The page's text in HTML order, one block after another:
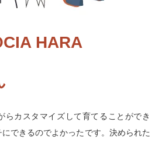
HARA
らカスタマイズして育てることができ
できるのでよかったです。決められた